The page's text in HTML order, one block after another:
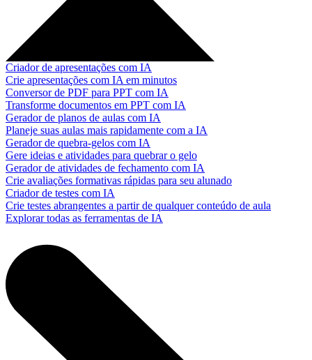
Criador de apresentações com IA
Crie apresentações com IA em minutos
Conversor de PDF para PPT com IA
Transforme documentos em PPT com IA
Gerador de planos de aulas com IA
Planeje suas aulas mais rapidamente com a IA
Gerador de quebra-gelos com IA
Gere ideias e atividades para quebrar o gelo
Gerador de atividades de fechamento com IA
Crie avaliações formativas rápidas para seu alunado
Criador de testes com IA
Crie testes abrangentes a partir de qualquer conteúdo de aula
Explorar todas as ferramentas de IA